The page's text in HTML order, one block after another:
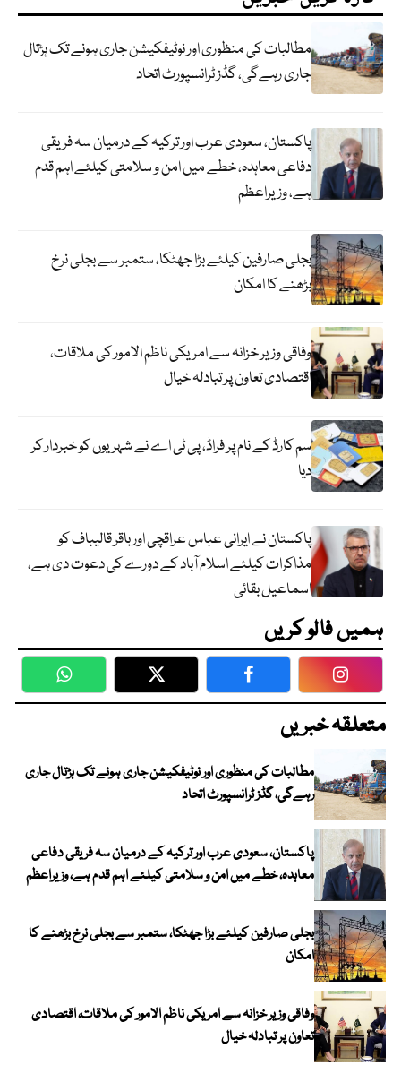
مطالبات کی منظوری اور نوٹیفکیشن جاری ہونے تک ہڑتال
جاری رہےگی، گڈز ٹرانسپورٹ اتحاد
پاکستان، سعودی عرب اور ترکیہ کے درمیان سہ فریقی
دفاعی معاہدہ، خطے میں امن و سلامتی کیلئے اہم قدم
ہے، وزیراعظم
بجلی صارفین کیلئے بڑا جھٹکا، ستمبر سے بجلی نرخ
بڑھنے کا امکان
وفاقی وزیر خزانہ سے امریکی ناظم الامور کی ملاقات،
اقتصادی تعاون پر تبادلہ خیال
سم کارڈ کے نام پر فراڈ، پی ٹی اے نے شہریوں کو خبردار کر
دیا
پاکستان نے ایرانی عباس عراقچی اورباقر قالیباف کو
مذاکرات کیلئے اسلام آباد کے دورے کی دعوت دی ہے،
اسماعیل بقائی
ہمیں فالو کریں
WhatsApp Twitter Facebook
متعلقہ خبریں
مطالبات کی منظوری اور نوٹیفکیشن جاری ہونے تک ہڑتال جاری
رہےگی، گڈز ٹرانسپورٹ اتحاد
پاکستان، سعودی عرب اور ترکیہ کے درمیان سہ فریقی دفاعی
معاہدہ، خطے میں امن و سلامتی کیلئے اہم قدم ہے، وزیراعظم
بجلی صارفین کیلئے بڑا جھٹکا، ستمبر سے بجلی نرخ بڑھنے کا
امکان
وفاقی وزیر خزانہ سے امریکی ناظم الامور کی ملاقات، اقتصادی
تعاون پر تبادلہ خیال